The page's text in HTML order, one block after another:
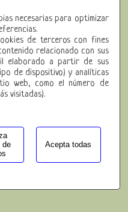
necesarias para optimizar
de terceros con fines
relacionado con sus
elaborado a partir de sus
de dispositivo) y analíticas
web, como el número de
visitadas).
de
Acepta todas
34